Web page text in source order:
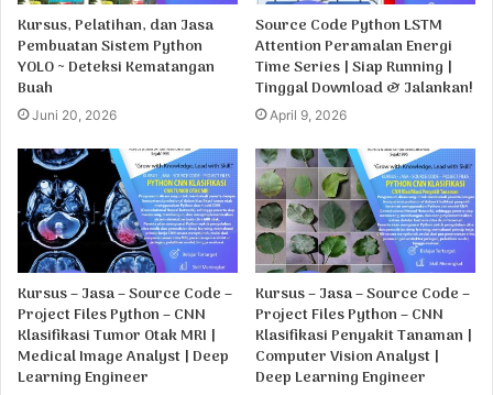
Kursus, Pelatihan, dan Jasa
Pembuatan Sistem Python
YOLO ~ Deteksi Kematangan
Buah
Juni 20, 2026
Source Code Python LSTM
Attention Peramalan Energi
Time Series | Siap Running |
Tinggal Download & Jalankan!
April 9, 2026
Kursus – Jasa – Source Code –
Project Files Python – CNN
Klasifikasi Tumor Otak MRI |
Medical Image Analyst | Deep
Learning Engineer
Kursus – Jasa – Source Code –
Project Files Python – CNN
Klasifikasi Penyakit Tanaman |
Computer Vision Analyst |
Deep Learning Engineer